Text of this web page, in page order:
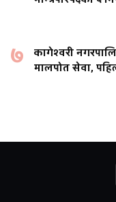
७
कागेश्वरी
मालपोत सेवा,